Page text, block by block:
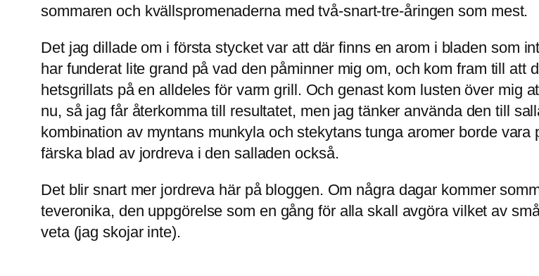
sommaren och kvällspromenaderna med två-snart-tre-åringen som mest.
Det jag dillade om i första stycket var att där finns en arom i bladen som
har funderat lite grand på vad den påminner mig om, och kom fram till att
hetsgrillats på en alldeles för varm grill. Och genast kom lusten över mig
nu, så jag får återkomma till resultatet, men jag tänker använda den till
kombination av myntans munkyla och stekytans tunga aromer borde
färska blad av jordreva i den salladen också.
Det blir snart mer jordreva här på bloggen. Om några dagar kommer
teveronika, den uppgörelse som en gång för alla skall avgöra vilket av
veta (jag skojar inte).